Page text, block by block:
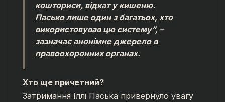
кошториси, відкат у кишеню.
Пасько лише один з багатьох, хто
використовував цю систему”, –
зазначає анонімне джерело в
правоохоронних органах.
Хто ще причетний?
Затримання Іллі Паська привернуло увагу